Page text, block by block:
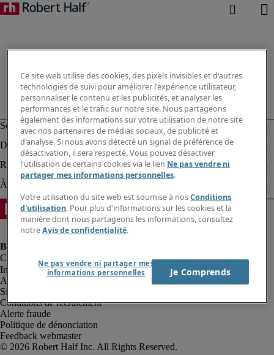
Informations sur la société
Avis de confidentialité
Site web et cookies
Conditions de recrutement
Alerte fraude
Politique de dénonciation
Feedback webmaster
Ce site web utilise des cookies, des pixels invisibles et d'autres
technologies de suivi pour améliorer l'expérience utilisateur,
personnaliser le contenu et les publicités, et analyser les
performances et le trafic sur notre site. Nous partageons
également des informations sur votre utilisation de notre site
avec nos partenaires de médias sociaux, de publicité et
d'analyse. Si nous avons détecté un signal de préférence de
désactivation, il sera respecté. Vous pouvez désactiver
l'utilisation de certains cookies via le lien Ne pas vendre ni
partager mes informations personnelles.
Votre utilisation du site web est soumise à nosConditions
d'utilisation. Pour plus d'informations sur les cookies et la
manière dont nous partageons les informations, consultez
notreAvis de confidentialité.
Ne pas vendre ni partager mes
informations personnelles
Je Comprends